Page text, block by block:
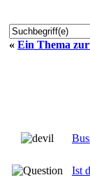
« Ein Thema
Ist